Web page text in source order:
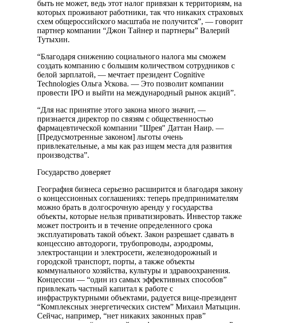
быть не может, ведь этот налог привязан к территориям, на
которых проживают работники, так что никаких страховых
схем общероссийского масштаба не получится”, — говорит
партнер компании “Джон Тайнер и партнеры” Валерий
Тутыхин.
“Благодаря снижению социального налога мы сможем
создать компанию с большим количеством сотрудников с
белой зарплатой, — мечтает президент Cognitive
Technologies Ольга Ускова. — Это позволит компании
провести IPO и выйти на международный рынок акций”.
“Для нас принятие этого закона много значит, —
признается директор по связям с общественностью
фармацевтической компании "Шрея" Даттан Наир. —
[Предусмотренные законом] льготы очень
привлекательные, а мы как раз ищем места для развития
производства”.
Государство доверяет
География бизнеса серьезно расширится и благодаря закону
о концессионных соглашениях: теперь предпринимателям
можно брать в долгосрочную аренду у государства
объекты, которые нельзя приватизировать. Инвестор также
может построить и в течение определенного срока
эксплуатировать такой объект. Закон разрешает сдавать в
концессию автодороги, трубопроводы, аэродромы,
электростанции и электросети, железнодорожный и
городской транспорт, порты, а также объекты
коммунального хозяйства, культуры и здравоохранения.
Концессии — “один из самых эффективных способов”
привлекать частный капитал к работе с
инфраструктурными объектами, радуется вице-президент
“Комплексных энергетических систем” Михаил Матыцин.
Сейчас, например, “нет никаких законных прав”